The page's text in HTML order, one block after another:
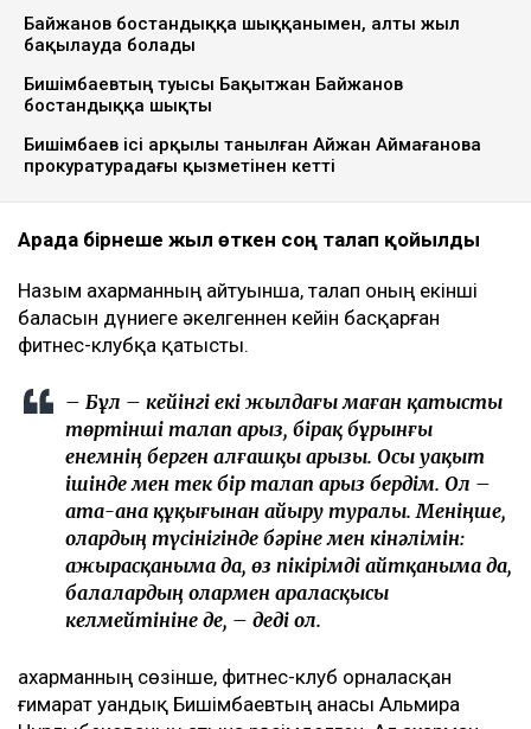
Байжанов бостандыққа шыққанымен, алты жыл
бақылауда болады
Бишімбаевтың туысы Бақытжан Байжанов
бостандыққа шықты
Бишімбаев ісі арқылы танылған Айжан Аймағанова
прокуратурадағы қызметінен кетті
Арада бірнеше жыл өткен соң талап қойылды
Назым Қахарманның айтуынша, талап оның екінші
баласын дүниеге әкелгеннен кейін басқарған
фитнес-клубқа қатысты.
– Бұл – кейінгі екі жылдағы маған қатысты
төртінші талап арыз, бірақ бұрынғы
енемнің берген алғашқы арызы. Осы уақыт
ішінде мен тек бір талап арыз бердім. Ол –
ата-ана құқығынан айыру туралы. Меніңше,
олардың түсінігінде бәріне мен кінәлімін:
ажырасқаныма да, өз пікірімді айтқаныма да,
балалардың олармен араласқысы
келмейтініне де, – деді ол.
Қахарманның сөзінше, фитнес-клуб орналасқан
ғимарат Қуандық Бишімбаевтың анасы Альмира